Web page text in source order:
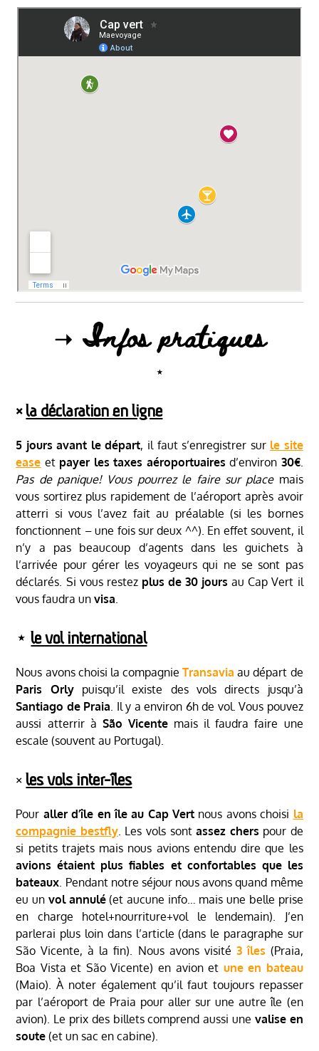
➝ Infospratiques
⋆
༝la déclaration en ligne
5 jours avant le départ, il faut s’enregistrer sur le site
ease et payer les taxes aéroportuaires d’environ 30€.
Pas de panique! Vous pourrez le faire sur placemais
vous sortirez plus rapidement de l’aéroport après avoir
atterri si vous l’avez fait au préalable (si les bornes
fonctionnent – une fois sur deux ^^). En effet souvent, il
n’y a pas beaucoup d’agents dans les guichets à
l’arrivée pour gérer les voyageurs qui ne se sont pas
déclarés. Si vous restez plus de 30 jours au Cap Vert il
vous faudra unvisa.
⋆le vol international
Nous avons choisi la compagnieTransavia au départ de
Paris Orlypuisqu’il existe des vols directs jusqu’à
Santiago de Praia. Il y a environ 6h de vol. Vous pouvez
aussi atterrir à São Vicentemais il faudra faire une
escale (souvent au Portugal).
༝les vols inter-îles
Pour aller d’île en île au Cap Vert nous avons choisi la
compagnie bestfly. Les vols sontassez chers pour de
si petits trajets mais nous avions entendu dire que les
avions étaient plus fiables et confortables que les
bateaux. Pendant notre séjour nous avons quand même
eu un vol annulé(et aucune info… mais une belle prise
en charge hotel+nourriture+vol le lendemain). J’en
parlerai plus loin dans l’article (dans le paragraphe sur
São Vicente, à la fin). Nous avons visité 3 îles (Praia,
Boa Vista et São Vicente) en avion et une en bateau
(Maio). À noter également qu’il faut toujours repasser
par l’aéroport de Praia pour aller sur une autre île (en
avion). Le prix des billets comprend aussi une valise en
soute (et un sac en cabine).